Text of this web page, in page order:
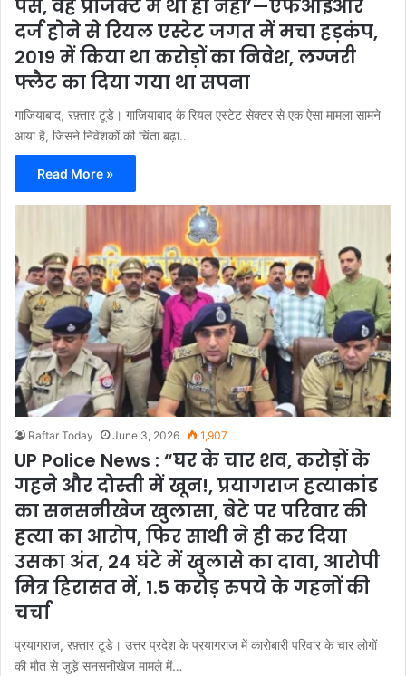
पैसे, वह प्रोजेक्ट में था ही नहीं’—एफआईआर
दर्ज होने से रियल एस्टेट जगत में मचा हड़कंप,
2019 में किया था करोड़ों का निवेश, लग्जरी
फ्लैट का दिया गया था सपना
गाजियाबाद, रफ़्तार टूडे। गाजियाबाद के रियल एस्टेट सेक्टर से एक ऐसा मामला सामने
आया है, जिसने निवेशकों की चिंता बढ़ा…
Read More »
Raftar Today June 3, 2026 1,907
UP Police News : “घर के चार शव, करोड़ों के
गहने और दोस्ती में खून!, प्रयागराज हत्याकांड
का सनसनीखेज खुलासा, बेटे पर परिवार की
हत्या का आरोप, फिर साथी ने ही कर दिया
उसका अंत, 24 घंटे में खुलासे का दावा, आरोपी
मित्र हिरासत में, 1.5 करोड़ रुपये के गहनों की
चर्चा
प्रयागराज, रफ़्तार टूडे। उत्तर प्रदेश के प्रयागराज में कारोबारी परिवार के चार लोगों
की मौत से जुड़े सनसनीखेज मामले में…